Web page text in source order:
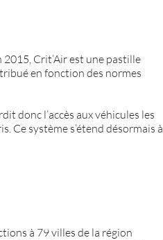
Crit’Air est une pastille
en fonction des normes
donc l’accès aux véhicules les
Ce système s’étend désormais à
à 79 villes de la région